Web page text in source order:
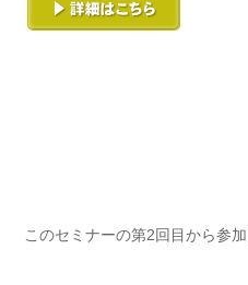
このセミナーの第2回目から参